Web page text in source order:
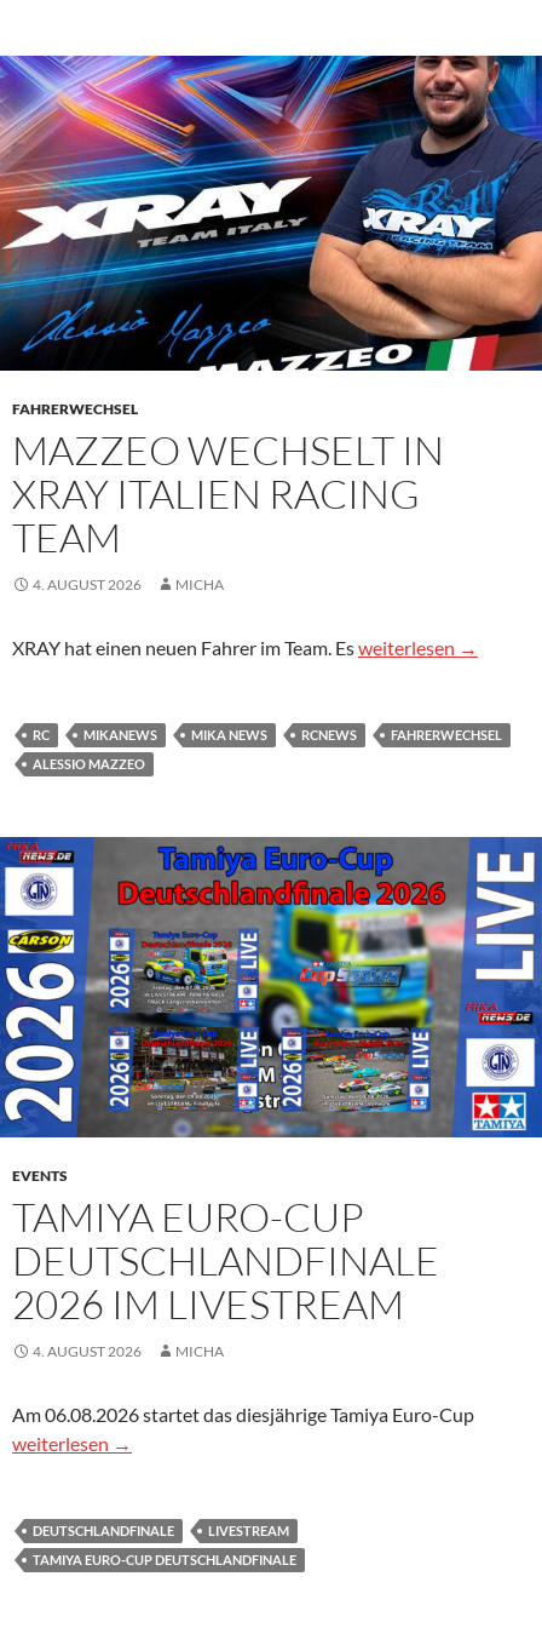
FAHRERWECHSEL
MAZZEO WECHSELT IN
XRAY ITALIEN RACING
TEAM
4. AUGUST 2026 MICHA
XRAY hat einen neuen Fahrer im Team. EsMazzeo wechselt in
weiterlesen →
RC MIKANEWS MIKA NEWS RCNEWS
FAHRERWECHSEL
ALESSIO MAZZEO
EVENTS
TAMIYA EURO-CUP
DEUTSCHLANDFINALE
2026 IM LIVESTREAM
4. AUGUST 2026 MICHA
Am 06.08.2026 startet das diesjährige Tamiya Euro-Cup
Tamiya Euro-Cup Deutschlandfinale 2026 im Livestream
weiterlesen →
DEUTSCHLANDFINALE
LIVESTREAM
TAMIYA EURO-CUP DEUTSCHLANDFINALE